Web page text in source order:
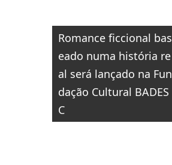
Navegação
de
Post
Romance ficcional bas
eado numa história re
al será lançado na Fun
dação Cultural BADES
C